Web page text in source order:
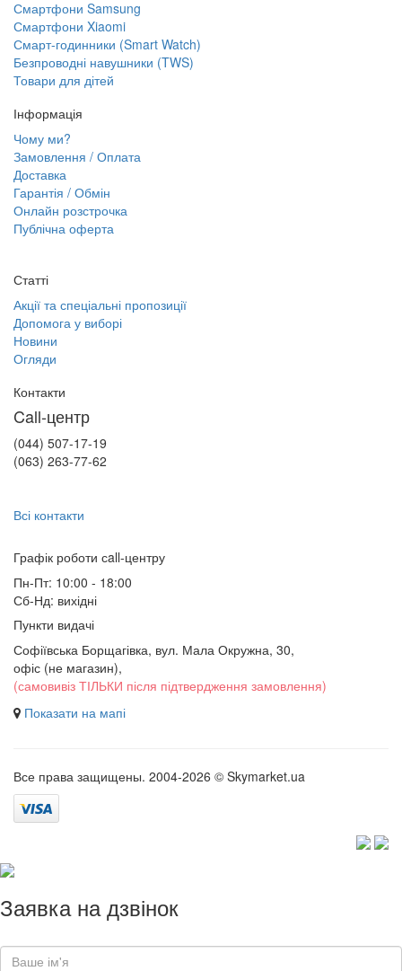
Смартфони Samsung
Смартфони Xiaomi
Смарт-годинники (Smart Watch)
Безпроводні навушники (TWS)
Товари для дітей
Інформація
Чому ми?
Замовлення / Оплата
Доставка
Гарантія / Обмін
Онлайн розстрочка
Публічна оферта
Статті
Акції та спеціальні пропозиції
Допомога у виборі
Новини
Огляди
Контакти
Call-центр
(044) 507-17-19
(063) 263-77-62
Всі контакти
Графік роботи сall-центру
Пн-Пт: 10:00 - 18:00
Сб-Нд: вихідні
Пункти видачі
Софіївська Борщагівка, вул. Мала Окружна, 30,
офіс (не магазин),
(самовивіз ТІЛЬКИ після підтвердження замовлення)
Показати на мапі
Все права защищены. 2004-2026 © Skymarket.ua
Заявка на дзвінок